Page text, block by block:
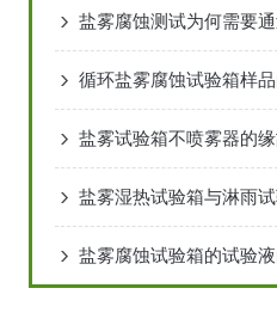
盐雾腐蚀测试为何需要
循环盐雾腐蚀试验箱样
盐雾试验箱不喷雾器的
盐雾湿热试验箱与淋雨
盐雾腐蚀试验箱的试验